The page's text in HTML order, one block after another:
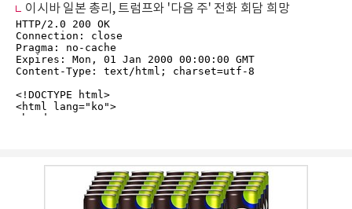
이시바 일본 총리, 트럼프와 '다음 주' 전화 회담 희망